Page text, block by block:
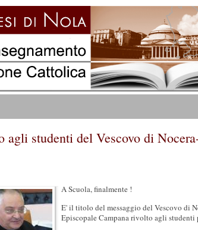
agli studenti del Vescovo di
A Scuola, finalmente !
E' il titolo del messaggio del Vescovo di
Episcopale Campana rivolto agli